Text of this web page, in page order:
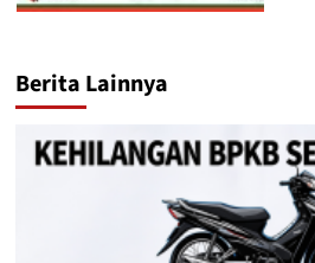
Berita Lainnya